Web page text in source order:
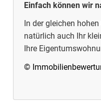
Einfach können wir
In der gleichen
natürlich auch Ihr
Ihre
©